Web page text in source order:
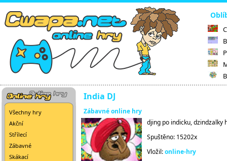
Všechny hry
Akční
Střílecí
Zábavné
Skákací
India DJ
Zábavné online hry
djing po indicku, dzindzalky
Spuštěno: 15202x
Vložil:online-hry